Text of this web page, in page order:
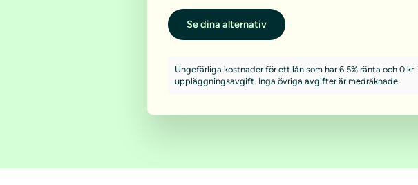
Se dina alternativ
Ungefärliga kostnader för ett lån som har 6.5% ränta och 0 kr i
uppläggningsavgift. Inga övriga avgifter är medräknade.